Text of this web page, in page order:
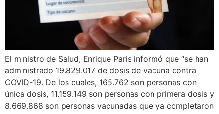
El ministro de Salud, Enrique Paris informó que “se han
administrado 19.829.017 de dosis de vacuna contra
COVID-19. De los cuales, 165.762 son personas con
única dosis, 11.159.149 son personas con primera dosis y
8.669.868 son personas vacunadas que ya completaron